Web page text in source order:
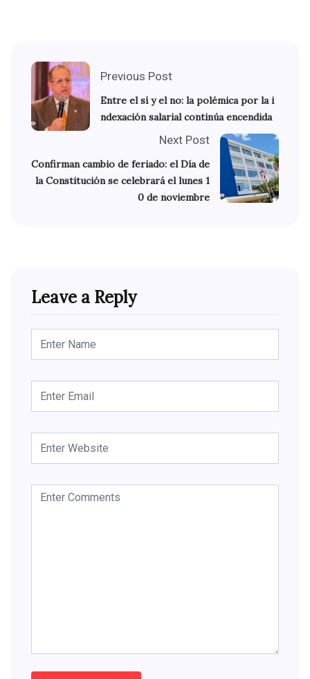
Previous Post
Entre el sí y el no: la polémica por la i
ndexación salarial continúa encendida
Next Post
Confirman cambio de feriado: el Día de
la Constitución se celebrará el lunes 1
0 de noviembre
Leave a Reply